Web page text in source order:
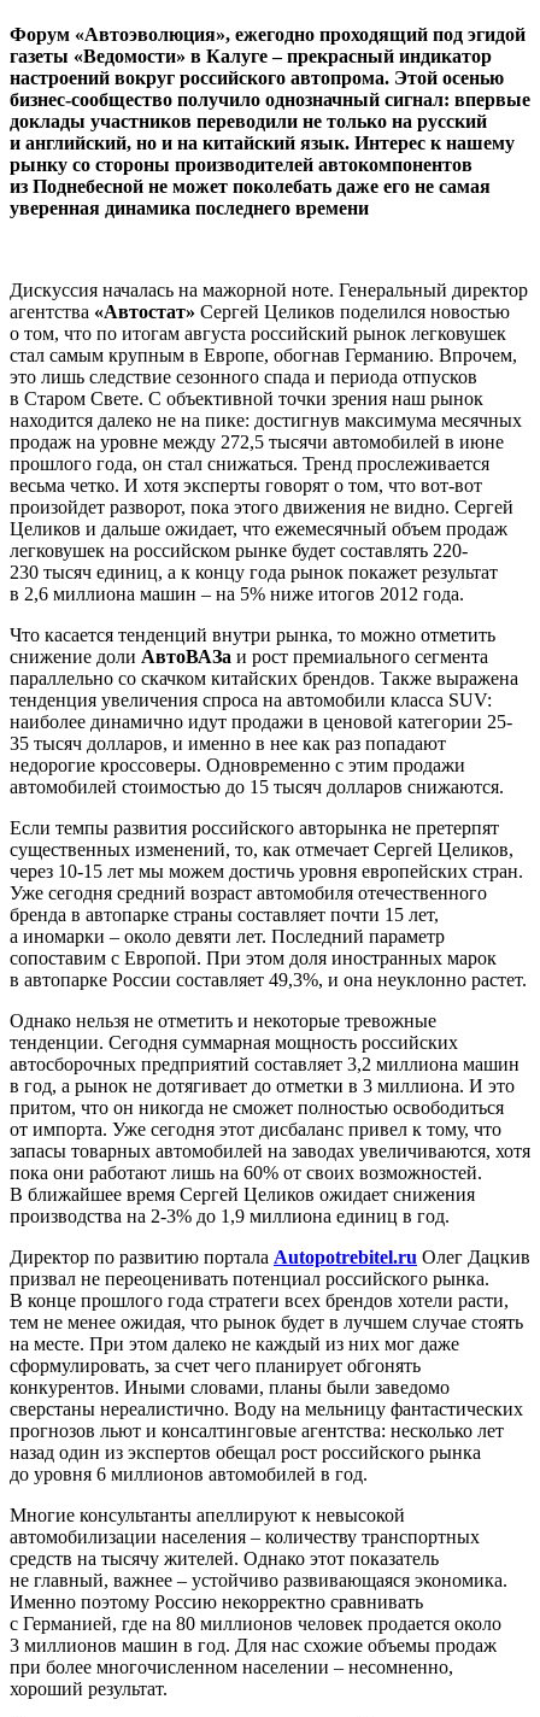
Форум «Автоэволюция», ежегодно проходящий под эгидой
газеты «Ведомости» в Калуге – прекрасный индикатор
настроений вокруг российского автопрома. Этой осенью
бизнес-сообщество получило однозначный сигнал: впервые
доклады участников переводили не только на русский
и английский, но и на китайский язык. Интерес к нашему
рынку со стороны производителей автокомпонентов
из Поднебесной не может поколебать даже его не самая
уверенная динамика последнего времени
Дискуссия началась на мажорной ноте. Генеральный директор
агентства «Автостат» Сергей Целиков поделился новостью
о том, что по итогам августа российский рынок легковушек
стал самым крупным в Европе, обогнав Германию. Впрочем,
это лишь следствие сезонного спада и периода отпусков
в Старом Свете. С объективной точки зрения наш рынок
находится далеко не на пике: достигнув максимума месячных
продаж на уровне между 272,5 тысячи автомобилей в июне
прошлого года, он стал снижаться. Тренд прослеживается
весьма четко. И хотя эксперты говорят о том, что вот-вот
произойдет разворот, пока этого движения не видно. Сергей
Целиков и дальше ожидает, что ежемесячный объем продаж
легковушек на российском рынке будет составлять 220-
230 тысяч единиц, а к концу года рынок покажет результат
в 2,6 миллиона машин – на 5% ниже итогов 2012 года.
Что касается тенденций внутри рынка, то можно отметить
снижение доли АвтоВАЗа и рост премиального сегмента
параллельно со скачком китайских брендов. Также выражена
тенденция увеличения спроса на автомобили класса SUV:
наиболее динамично идут продажи в ценовой категории 25-
35 тысяч долларов, и именно в нее как раз попадают
недорогие кроссоверы. Одновременно с этим продажи
автомобилей стоимостью до 15 тысяч долларов снижаются.
Если темпы развития российского авторынка не претерпят
существенных изменений, то, как отмечает Сергей Целиков,
через 10-15 лет мы можем достичь уровня европейских стран.
Уже сегодня средний возраст автомобиля отечественного
бренда в автопарке страны составляет почти 15 лет,
а иномарки – около девяти лет. Последний параметр
сопоставим с Европой. При этом доля иностранных марок
в автопарке России составляет 49,3%, и она неуклонно растет.
Однако нельзя не отметить и некоторые тревожные
тенденции. Сегодня суммарная мощность российских
автосборочных предприятий составляет 3,2 миллиона машин
в год, а рынок не дотягивает до отметки в 3 миллиона. И это
притом, что он никогда не сможет полностью освободиться
от импорта. Уже сегодня этот дисбаланс привел к тому, что
запасы товарных автомобилей на заводах увеличиваются, хотя
пока они работают лишь на 60% от своих возможностей.
В ближайшее время Сергей Целиков ожидает снижения
производства на 2-3% до 1,9 миллиона единиц в год.
Директор по развитию портала Autopotrebitel.ru Олег Дацкив
призвал не переоценивать потенциал российского рынка.
В конце прошлого года стратеги всех брендов хотели расти,
тем не менее ожидая, что рынок будет в лучшем случае стоять
на месте. При этом далеко не каждый из них мог даже
сформулировать, за счет чего планирует обгонять
конкурентов. Иными словами, планы были заведомо
сверстаны нереалистично. Воду на мельницу фантастических
прогнозов льют и консалтинговые агентства: несколько лет
назад один из экспертов обещал рост российского рынка
до уровня 6 миллионов автомобилей в год.
Многие консультанты апеллируют к невысокой
автомобилизации населения – количеству транспортных
средств на тысячу жителей. Однако этот показатель
не главный, важнее – устойчиво развивающаяся экономика.
Именно поэтому Россию некорректно сравнивать
с Германией, где на 80 миллионов человек продается около
3 миллионов машин в год. Для нас схожие объемы продаж
при более многочисленном населении – несомненно,
хороший результат.